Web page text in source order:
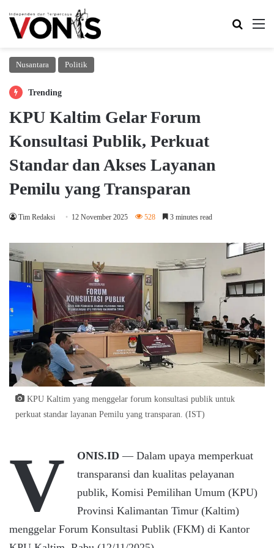
Search
Nusantara Politik
Trending
KPU Kaltim Gelar Forum
Konsultasi Publik, Perkuat
Standar dan Akses Layanan
Pemilu yang Transparan
Tim Redaksi 12 November 2025 528 3 minutes read
KPU Kaltim yang menggelar forum konsultasi publik untuk
perkuat standar layanan Pemilu yang transparan. (IST)
V ONIS.ID — Dalam upaya memperkuat
transparansi dan kualitas pelayanan
publik, Komisi Pemilihan Umum (KPU)
Provinsi Kalimantan Timur (Kaltim)
menggelar Forum Konsultasi Publik (FKM) di Kantor